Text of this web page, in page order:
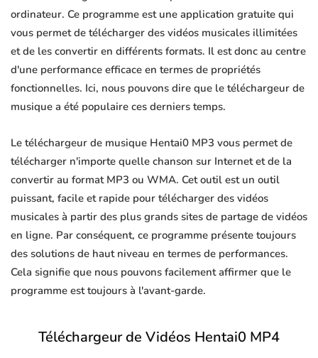
ordinateur. Ce programme est une application gratuite qui
vous permet de télécharger des vidéos musicales illimitées
et de les convertir en différents formats. Il est donc au centre
d'une performance efficace en termes de propriétés
fonctionnelles. Ici, nous pouvons dire que le téléchargeur de
musique a été populaire ces derniers temps.
Le téléchargeur de musique Hentai0 MP3 vous permet de
télécharger n'importe quelle chanson sur Internet et de la
convertir au format MP3 ou WMA. Cet outil est un outil
puissant, facile et rapide pour télécharger des vidéos
musicales à partir des plus grands sites de partage de vidéos
en ligne. Par conséquent, ce programme présente toujours
des solutions de haut niveau en termes de performances.
Cela signifie que nous pouvons facilement affirmer que le
programme est toujours à l'avant-garde.
Téléchargeur de Vidéos Hentai0 MP4